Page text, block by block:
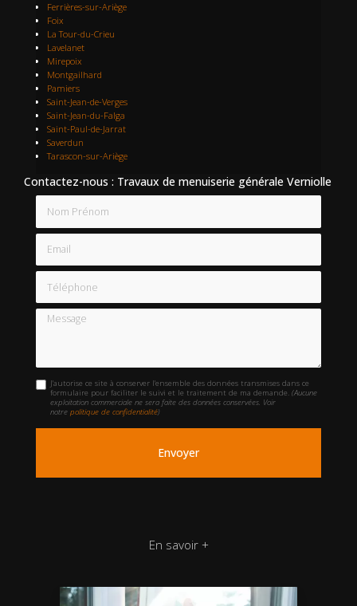
Ferrières-sur-Ariège
Foix
La Tour-du-Crieu
Lavelanet
Mirepoix
Montgailhard
Pamiers
Saint-Jean-de-Verges
Saint-Jean-du-Falga
Saint-Paul-de-Jarrat
Saverdun
Tarascon-sur-Ariège
Contactez-nous : Travaux de menuiserie générale Verniolle
Email
Téléphone
Message
J'autorise ce site à conserver l'ensemble des données transmises dans ce
formulaire pour faciliter le suivi et le traitement de ma demande.(Aucune
exploitation commerciale ne sera faite des données conservées. Voir
notrepolitique de confidentialité)
En savoir +